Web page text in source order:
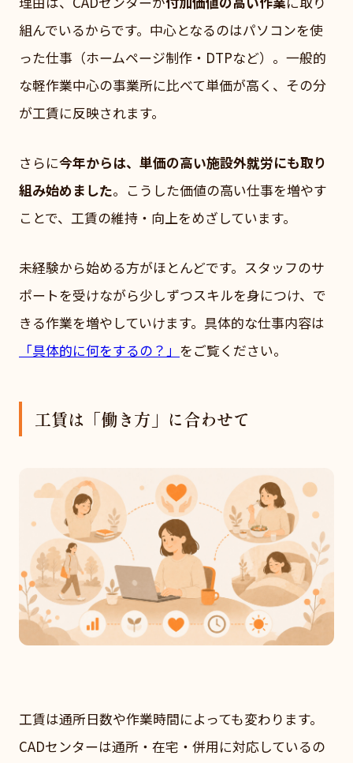
組んでいるからです。中心となるのはパソコンを使
った仕事（ホームページ制作・DTPなど）。一般的
な軽作業中心の事業所に比べて単価が高く、その分
が工賃に反映されます。
さらに今年からは、単価の高い施設外就労にも取り
組み始めました。こうした価値の高い仕事を増やす
ことで、工賃の維持・向上をめざしています。
未経験から始める方がほとんどです。スタッフのサ
ポートを受けながら少しずつスキルを身につけ、で
きる作業を増やしていけます。具体的な仕事内容は
「具体的に何をするの？」 をご覧ください。
工賃は「働き方」に合わせて
工賃は通所日数や作業時間によっても変わります。
CADセンターは通所・在宅・併用に対応しているの